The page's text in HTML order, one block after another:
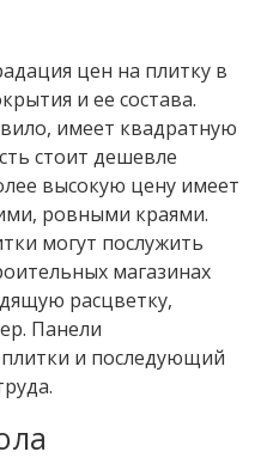
цен на плитку в
и ее состава.
имеет квадратную
стоит дешевле
высокую цену имеет
ровными краями.
могут послужить
магазинах
расцветку,
Панели
и последующий